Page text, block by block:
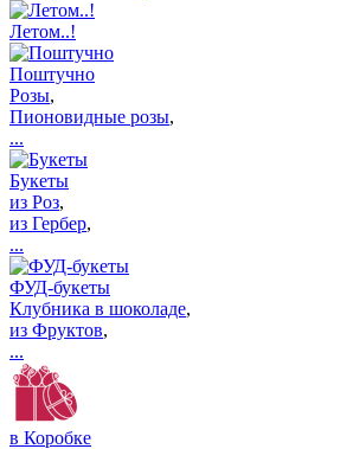
Летом..!
Поштучно
Розы,
Пионовидные розы,
...
Букеты
из Роз,
из Гербер,
...
ФУД-букеты
Клубника в шоколаде,
из Фруктов,
...
в Коробке